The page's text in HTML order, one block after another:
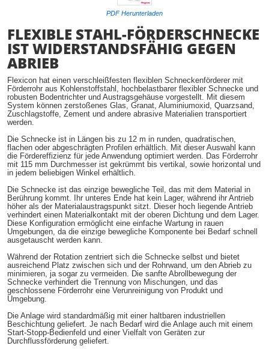
PDF Herunterladen
FLEXIBLE STAHL-FÖRDERSCHNECKE
IST WIDERSTANDSFÄHIG GEGEN
ABRIEB
Flexicon hat einen verschleißfesten flexiblen Schneckenförderer mit
Förderrohr aus Kohlenstoffstahl, hochbelastbarer flexibler Schnecke und
robusten Bodentrichter und Austragsgehäuse vorgestellt. Mit diesem
System können zerstoßenes Glas, Granat, Aluminiumoxid, Quarzsand,
Zuschlagstoffe, Zement und andere abrasive Materialien transportiert
werden.
Die Schnecke ist in Längen bis zu 12 m in runden, quadratischen,
flachen oder abgeschrägten Profilen erhältlich. Mit dieser Auswahl kann
die Fördereffizienz für jede Anwendung optimiert werden. Das Förderrohr
mit 115 mm Durchmesser ist gekrümmt bis vertikal, sowie horizontal und
in jedem beliebigen Winkel erhältlich.
Die Schnecke ist das einzige bewegliche Teil, das mit dem Material in
Berührung kommt. Ihr unteres Ende hat kein Lager, während ihr Antrieb
höher als der Materialaustragspunkt sitzt. Dieser hoch liegende Antrieb
verhindert einen Materialkontakt mit der oberen Dichtung und dem Lager.
Diese Konfiguration ermöglicht eine einfache Wartung in rauen
Umgebungen, da die einzige bewegliche Komponente bei Bedarf schnell
ausgetauscht werden kann.
Während der Rotation zentriert sich die Schnecke selbst und bietet
ausreichend Platz zwischen sich und der Rohrwand, um den Abrieb zu
minimieren, ja sogar zu vermeiden. Die sanfte Abrollbewegung der
Schnecke verhindert die Trennung von Mischungen, und das
geschlossene Förderrohr eine Verunreinigung von Produkt und
Umgebung.
Die Anlage wird standardmäßig mit einer haltbaren industriellen
Beschichtung geliefert. Je nach Bedarf wird die Anlage auch mit einem
Start-Stopp-Bedienfeld und einer Vielfalt von Geräten zur
Durchflussförderung geliefert.